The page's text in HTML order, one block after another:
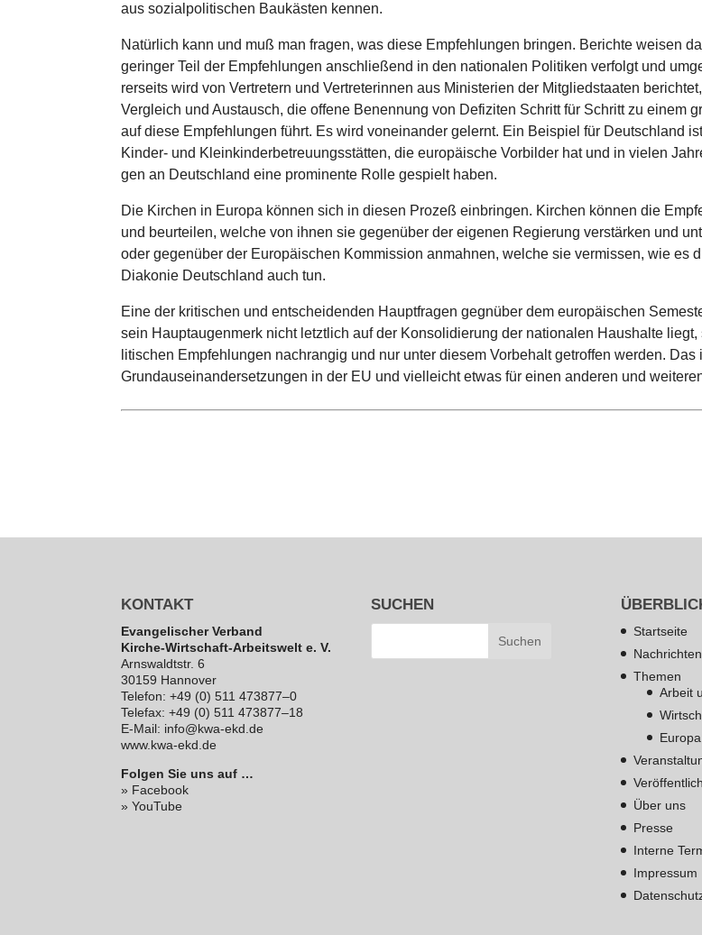
aus sozi­al­po­li­ti­schen Bau­käs­ten kennen.
Natür­lich kann und muß man fragen, was diese Emp­feh­lun­gen bringen. Berichte weisen
geringer Teil der Emp­feh­lun­gen anschlie­ßend in den natio­na­len Poli­ti­ken verfolgt und
rer­seits wird von Ver­tre­tern und Ver­tre­te­rin­nen aus Minis­te­rien der Mit­glied­staa­ten
Ver­gleich und Aus­tausch, die offene Benen­nung von Defi­zi­ten Schritt für Schritt zu einem
auf diese Emp­feh­lun­gen führt. Es wird von­ein­an­der gelernt. Ein Beispiel für Deutsch­land
Kinder- und Klein­kin­der­be­treu­ungs­stät­ten, die euro­päi­sche Vor­bil­der hat und in vielen
gen an Deutsch­land eine pro­mi­nente Rolle gespielt haben.
Die Kirchen in Europa können sich in diesen Prozeß ein­brin­gen. Kirchen können die
und beur­tei­len, welche von ihnen sie gegen­über der eigenen Regie­rung ver­stär­ken und
oder gegen­über der Euro­päi­schen Kom­mis­sion anmahnen, welche sie ver­mis­sen, wie es
Diakonie Deutsch­land auch tun.
Eine der kri­ti­schen und ent­schei­den­den Haupt­fra­gen gegnüber dem euro­päi­schen
sein Haupt­au­gen­merk nicht letzt­lich auf der Kon­so­li­die­rung der natio­na­len Haus­halte
li­ti­schen Emp­feh­lun­gen nach­ran­gig und nur unter diesem Vor­be­halt getrof­fen werden. Das
Grund­aus­ein­an­der­set­zun­gen in der EU und viel­leicht etwas für einen anderen und
KONTAKT
Evan­ge­li­scher Verband
Kirche-Wirt­schaft-Arbeits­welt e. V.
Arns­waldt­str. 6
30159 Hannover
Telefon: +49 (0) 511 473877–0
Telefax: +49 (0) 511 473877–18
E‑Mail: info@kwa-ekd.de
www.kwa-ekd.de
Folgen Sie uns auf …
» Facebook
» YouTube
SUCHEN
Startseite
Nachrichten
Themen
Arbeit
Europa
Über uns
Presse
Interne
Impressum